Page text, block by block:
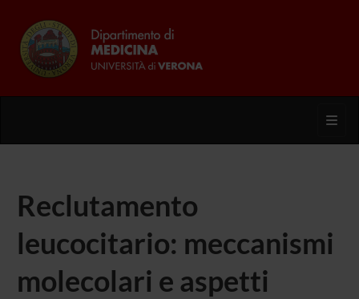
Reclutamento
leucocitario: meccanismi
molecolari e aspetti